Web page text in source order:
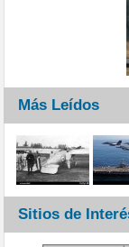
Más Leídos
Sitios de